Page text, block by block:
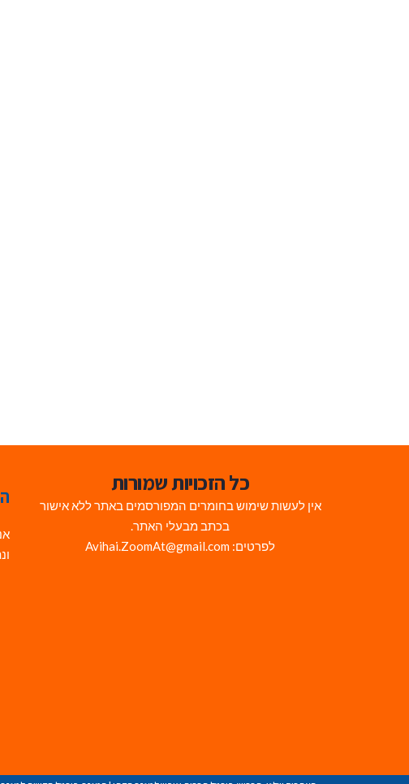
כל הזכויות שמורות
אין לעשות שימוש בחומרים המפורסמים באתר ללא אישור
בכתב מבעלי האתר.
לפרטים: Avihai.ZoomAt@gmail.com